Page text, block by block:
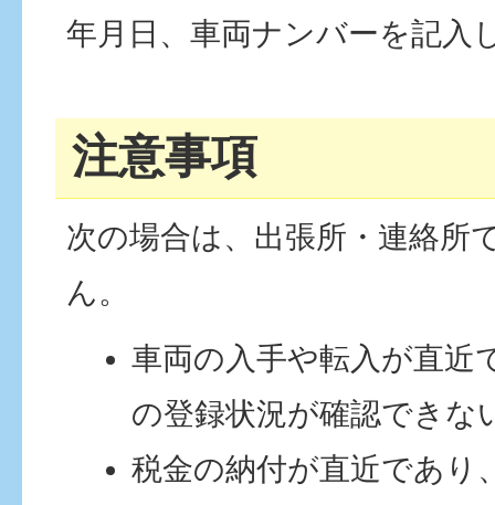
年月日、車両ナンバーを記入
注意事項
次の場合は、出張所・連絡所
ん。
車両の入手や転入が直近
の登録状況が確認できな
税金の納付が直近であり